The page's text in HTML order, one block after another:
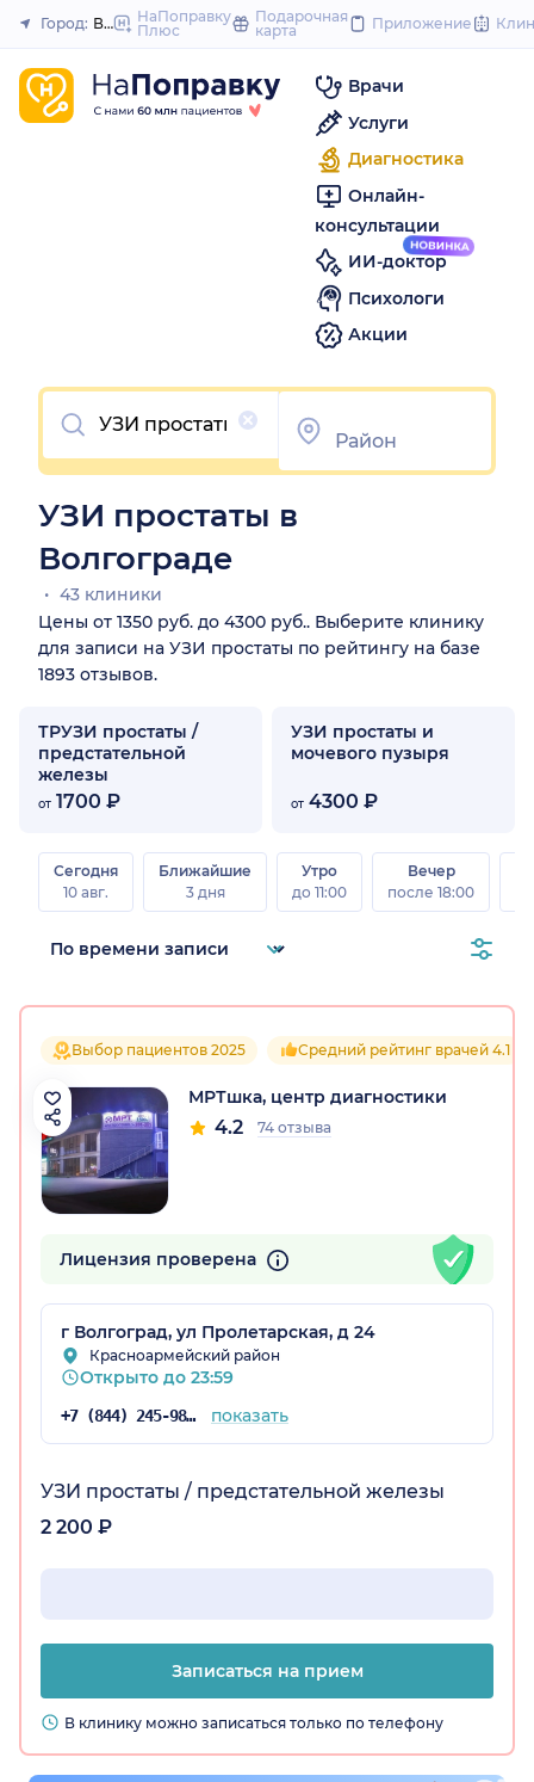
to
Закрыть
обл.)
Город: ВолгоградНаПоправку
Плюс
Подарочная
карта
Приложение
Врачи
Услуги
Диагностика
Онлайн-
консультации
ИИ-доктор
Психологи
Акции
Очистить
УЗИ простаты в
Волгограде
43 клиники
Цены от 1350 руб. до 4300 руб.. Выберите клинику
для записи на УЗИ простаты по рейтингу на базе
1893 отзывов.
ТРУЗИ простаты /
предстательной
железы
от 1700 ₽
УЗИ простаты и
мочевого пузыря
от 4300 ₽
Сегодня
10 авг.
Ближайшие
3 дня
Утро
до 11:00
Вечер
после 18:00
Выбор пациентов 2025 Средний рейтинг врачей 4.1
МРТшка, центр диагностики
4.2 74 отзыва
Лицензия проверена
г Волгоград, ул Пролетарская, д 24
Красноармейский район
Открыто до 23:59
+7 (844) 245-98-43 показать
УЗИ простаты / предстательной железы
2 200 ₽
Записаться на прием
В клинику можно записаться только по телефону